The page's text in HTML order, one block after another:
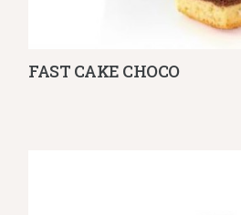
Λεπτομέρειες
FAST CAKE CHOCO